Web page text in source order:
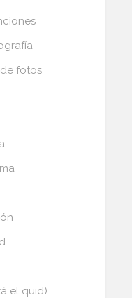
de fotos
el quid)